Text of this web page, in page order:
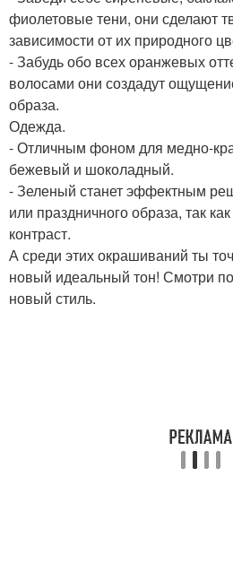
фиолетовые тени, они сделают
зависимости от их природного
- Забудь обо всех оранжевых
волосами они создадут
образа.
Одежда.
- Отличным фоном для медно-
бежевый и шоколадный.
- Зеленый станет эффектным
или праздничного образа, так
контраст.
А среди этих окрашиваний ты
новый идеальный тон! Смотри
новый стиль.